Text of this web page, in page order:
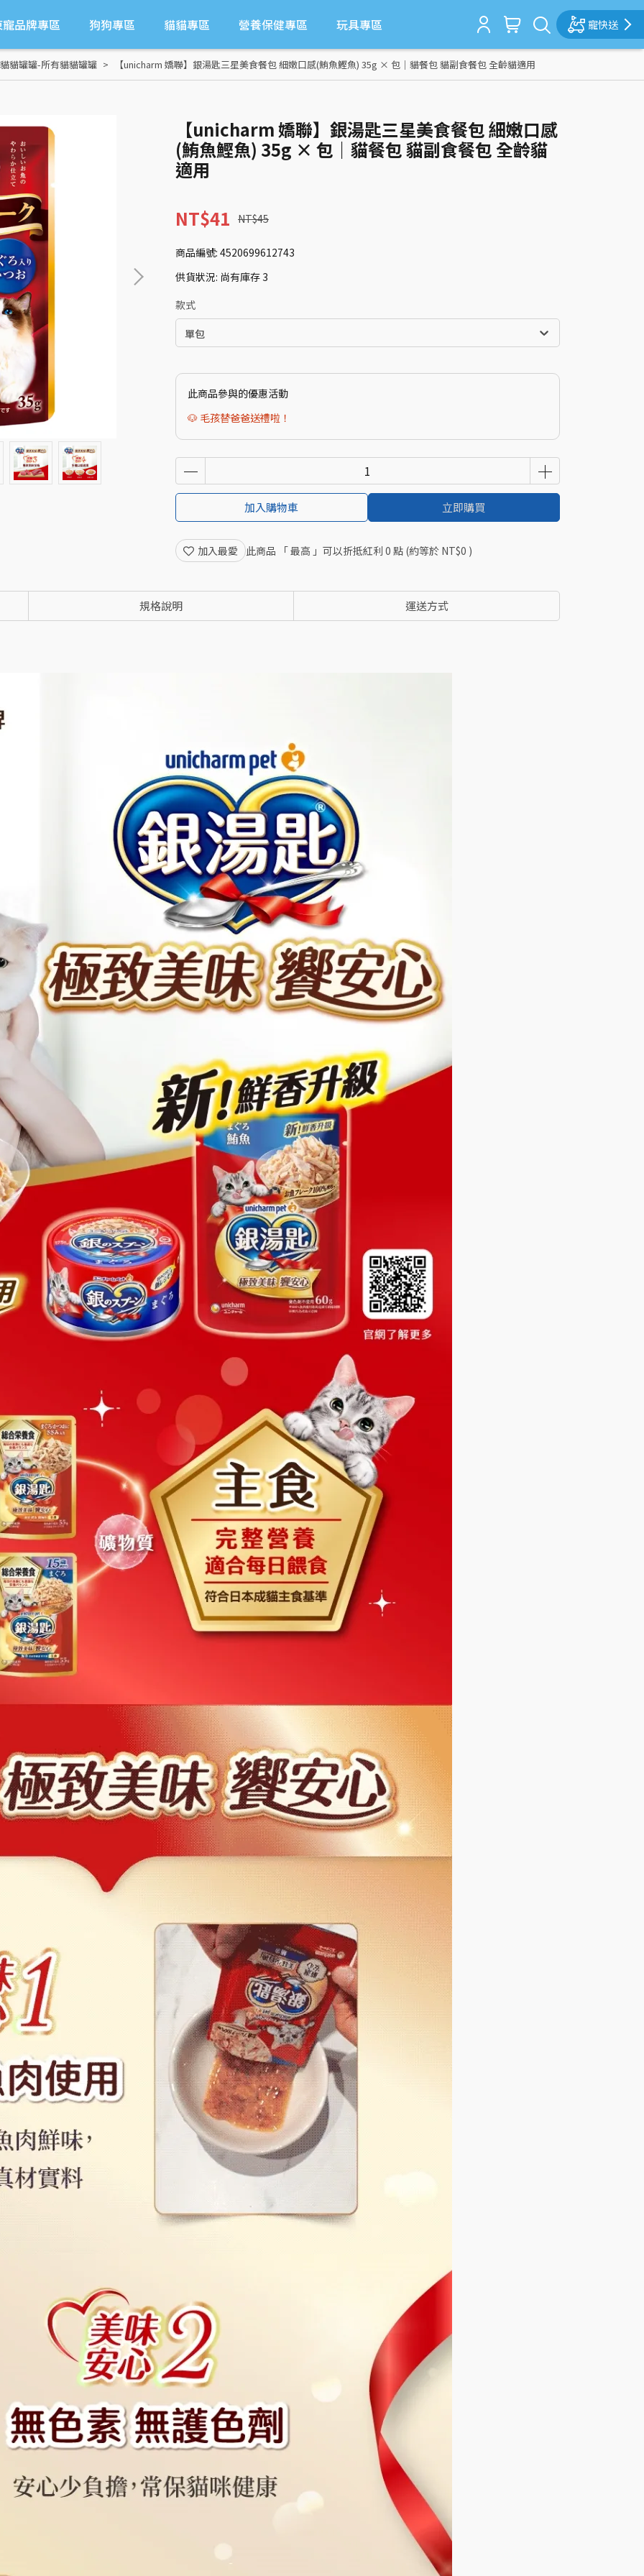
品牌專區 狗狗專區 貓貓專區 營養保健專區 玩具專區 寵快送
貓貓罐罐-所有貓貓罐罐 【unicharm 嬌聯】銀湯匙三星美食餐包 細嫩口感(鮪魚鰹魚) 35g × 包｜貓餐包 貓副食餐包 全齡貓適用
【unicharm 嬌聯】銀湯匙三星美食餐包 細嫩口感
(鮪魚鰹魚) 35g × 包｜貓餐包 貓副食餐包 全齡貓
適用
NT$41 NT$45
商品編號: 4520699612743
供貨狀況: 尚有庫存 3
款式
此商品參與的優惠活動
🐶 毛孩替爸爸送禮啦！
加入購物車 立即購買
加入最愛 此商品 「 最高 」可以折抵紅利 0 點 (約等於 NT$0 )
規格說明 運送方式